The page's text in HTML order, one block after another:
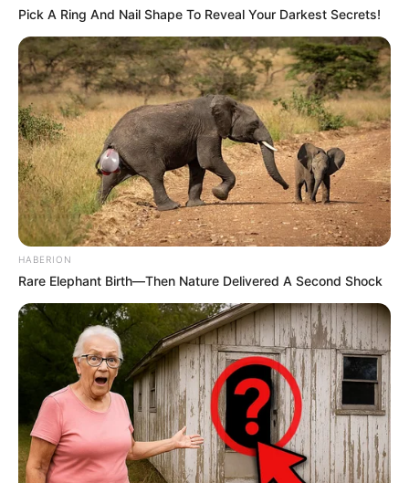
Δεν χρωστάμε σε κανέναν, αυτοί
χρωστούν σε εμάς τα πάντα
Τρίτη, 6 Σεπτεμβρίου 2022, 12:14
Δεν χρωστάμε σε κανέναν, αυτοί...
Η επιστήμη θα πρέπει να
ανήκει στους ανθρώπους και
όχι στο Νταβός...
ΓΙΑΤΙ ΑΠΟΦΑΣΗΣΑ ΝΑ
ΓΡΑΨΩ
Pick A Ring And Nail Shape To Reveal Your Darkest Secrets!
HABERION
Rare Elephant Birth—Then Nature Delivered A Second Shock